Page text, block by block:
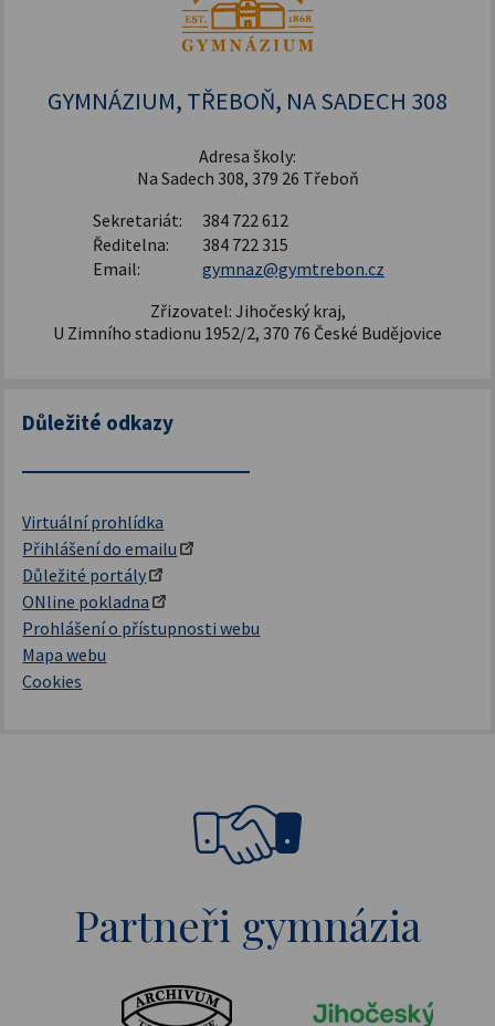
Zdravý životní styl
GYMNÁZIUM, TŘEBOŇ, NA SADECH 308
Adresa školy:
Na Sadech 308, 379 26 Třeboň
Sekretariát:
384 722 612
Ředitelna:
384 722 315
Email:
gymnaz@gymtrebon.cz
Zřizovatel: Jihočeský kraj,
U Zimního stadionu 1952/2, 370 76 České Budějovice
Důležité odkazy
Virtuální prohlídka
Přihlášení do emailu
Důležité portály
ONline pokladna
Prohlášení o přístupnosti webu
Mapa webu
Cookies
Partneři gymnázia